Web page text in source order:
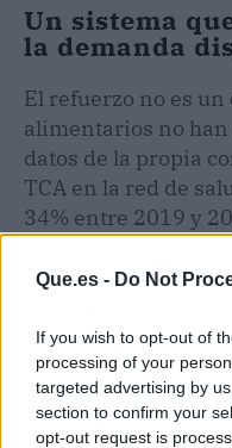
Que.es - Do Not
If you wish to opt-out of
processing of your
targeted advertising by
section to confirm your
opt-out request is
Un sistema
la demanda
El refuerzo no es
alimentarios no han
datos de la propia
TCA en la red de
34% entre 2019 y
pandemia lo
con una docena de
presión asistencial
entre tres y cinco
sesión de